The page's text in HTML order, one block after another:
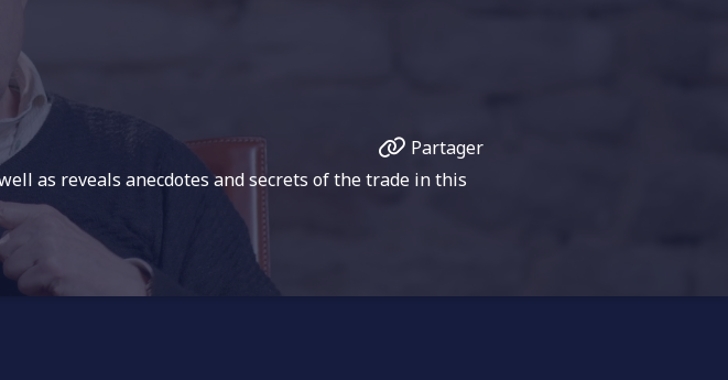
Partager
as reveals anecdotes and secrets of the trade in this